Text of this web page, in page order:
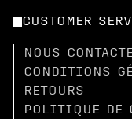
CUSTOMER
NOUS
CONDITIONS
RETOURS
POLITIQUE DE